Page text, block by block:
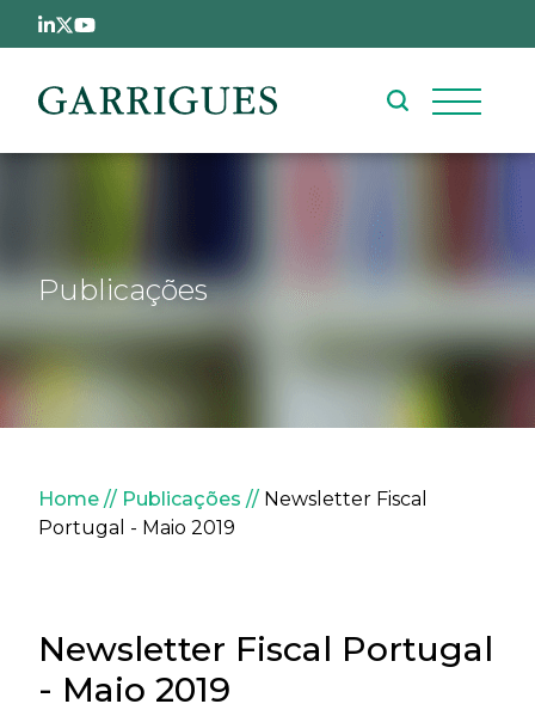
Passar para o conteúdo principal
Publicações
Navegação estrutural
Home Publicações
Newsletter Fiscal
Portugal - Maio 2019
Newsletter Fiscal Portugal
- Maio 2019